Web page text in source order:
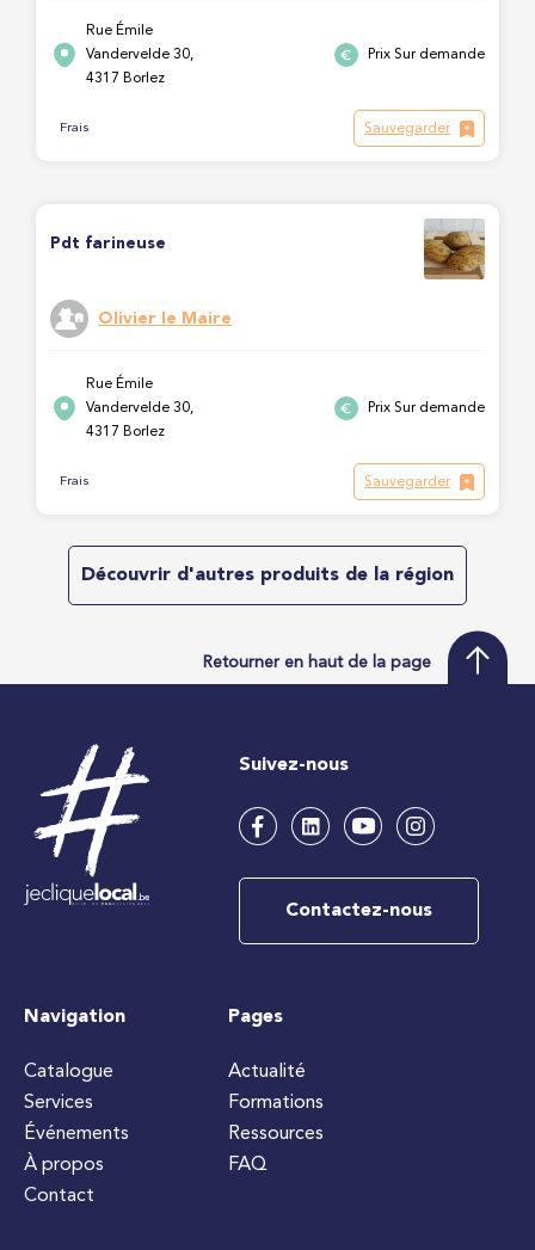
Rue Émile
Vandervelde 30,
4317 Borlez
Prix Sur demande
Frais Sauvegarder
Pdt farineuse
Olivier le Maire
Rue Émile
Vandervelde 30,
4317 Borlez
Prix Sur demande
Frais Sauvegarder
Découvrir d'autres produits de la région
Retourner en haut de la page
Suivez-nous
Contactez-nous
Navigation
Catalogue
Services
Événements
À propos
Contact
Pages
Actualité
Formations
Ressources
FAQ